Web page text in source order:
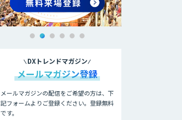
DXトレンドマガジン
メールマガジン登録
メールマガジンの配信をご希望の方は、下
記フォームよりご登録ください。登録無料
です。